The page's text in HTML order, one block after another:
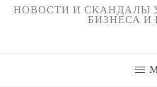
НОВОСТИ И СКАНДАЛЫ
БИЗНЕСА